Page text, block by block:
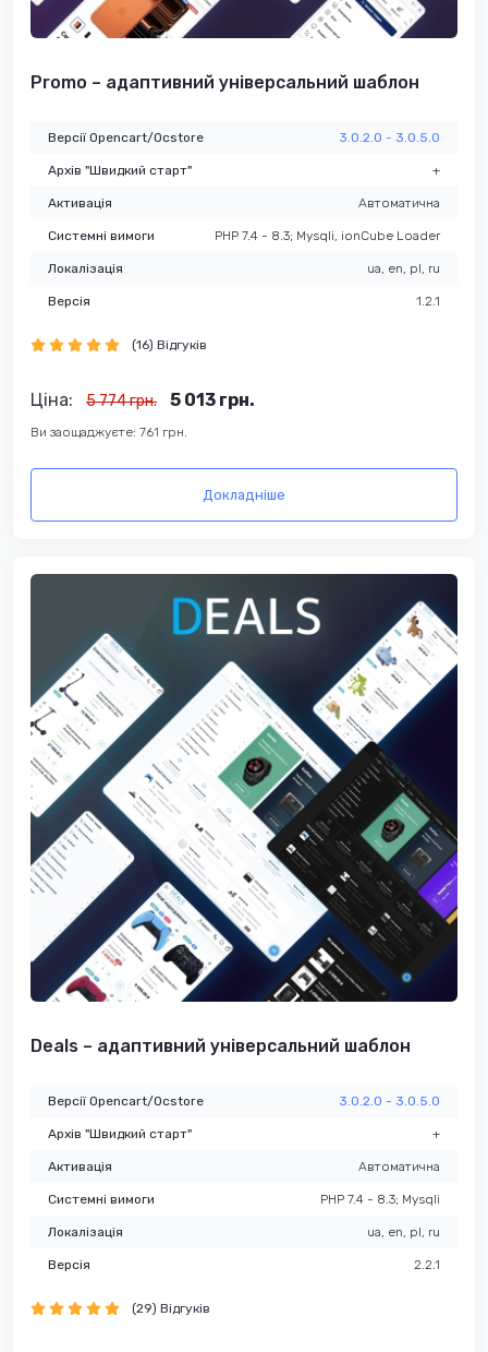
Promo – адаптивний універсальний шаблон
Версії Opencart/Ocstore 3.0.2.0 - 3.0.5.0
Архів "Швидкий старт" +
Активація Автоматична
Системні вимоги PHP 7.4 - 8.3; Mysqli, ionCube Loader
Локалізація ua, en, pl, ru
Версія 1.2.1
(16) Відгуків
Ціна: 5 774 грн. 5 013 грн.
Ви заощаджуєте: 761 грн.
Докладніше
Deals – адаптивний універсальний шаблон
Версії Opencart/Ocstore 3.0.2.0 - 3.0.5.0
Архів "Швидкий старт" +
Активація Автоматична
Системні вимоги PHP 7.4 - 8.3; Mysqli
Локалізація ua, en, pl, ru
Версія 2.2.1
(29) Відгуків